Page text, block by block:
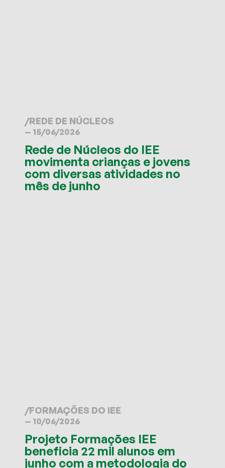
/REDE DE NÚCLEOS
— 15/06/2026
Rede de Núcleos do IEE
movimenta crianças e jovens
com diversas atividades no
mês de junho
/FORMAÇÕES DO IEE
— 10/06/2026
Projeto Formações IEE
beneficia 22 mil alunos em
junho com a metodologia do